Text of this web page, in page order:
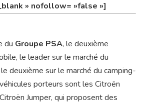
» nofollow= »false »]
du Groupe PSA, le deuxième
le leader sur le marché du
deuxième sur le marché du camping-
porteurs sont les Citroën
Jumper, qui proposent des